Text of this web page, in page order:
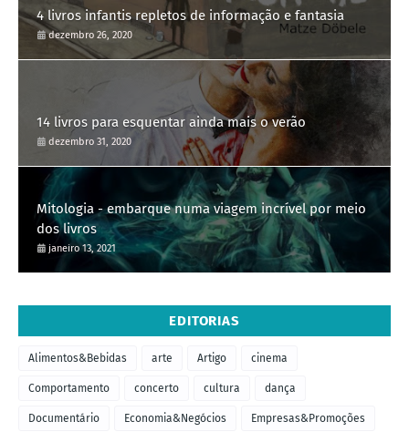
4 livros infantis repletos de informação e fantasia
dezembro 26, 2020
14 livros para esquentar ainda mais o verão
dezembro 31, 2020
Mitologia - embarque numa viagem incrível por meio
dos livros
janeiro 13, 2021
EDITORIAS
Alimentos&Bebidas arte Artigo cinema
Comportamento concerto cultura dança
Documentário Economia&Negócios Empresas&Promoções